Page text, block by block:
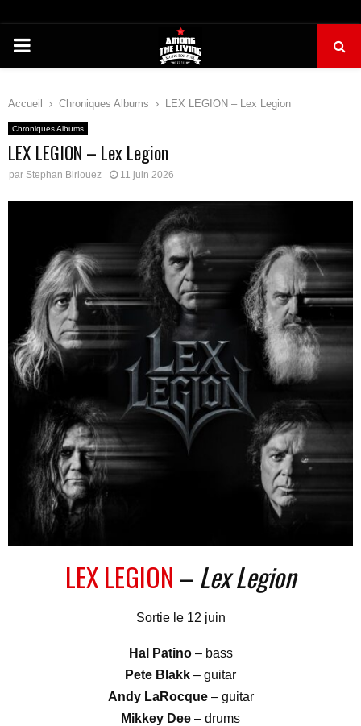
PRIMARY
Accueil Chroniques Albums LEX LEGION – Lex Legion
Chroniques Albums
LEX LEGION – Lex Legion
par Stephan Birlouez 11 juin 2026
LEX LEGION – Lex Legion
Sortie le 12 juin
Hal Patino– bass
Pete Blakk – guitar
Andy LaRocque – guitar
Mikkey Dee – drums